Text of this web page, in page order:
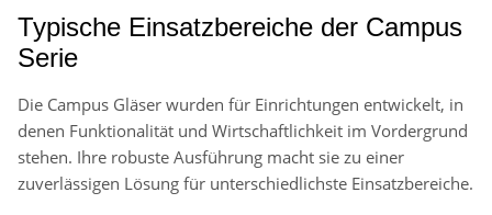
Typische Einsatzbereiche der Campus
Serie
Die Campus Gläser wurden für Einrichtungen entwickelt, in
denen Funktionalität und Wirtschaftlichkeit im Vordergrund
stehen. Ihre robuste Ausführung macht sie zu einer
zuverlässigen Lösung für unterschiedlichste Einsatzbereiche.